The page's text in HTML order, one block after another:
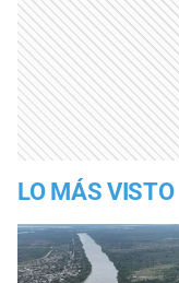
LO MÁS VISTO